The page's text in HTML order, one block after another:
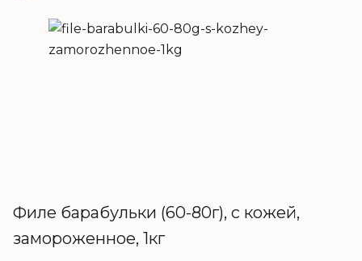
Филе барабульки (60-80г), с кожей,
замороженное, 1кг